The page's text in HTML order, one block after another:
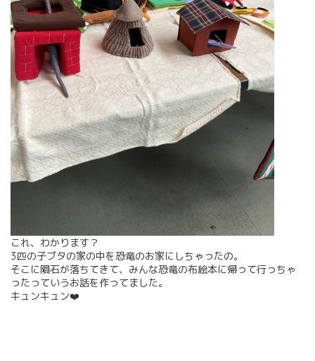
これ、わかります？
3匹の子ブタの家の中を恐竜のお家にしちゃったの。
そこに隕石が落ちてきて、みんな恐竜の布絵本に帰って行っちゃ
ったっていうお話を作ってました。
キュンキュン❤️